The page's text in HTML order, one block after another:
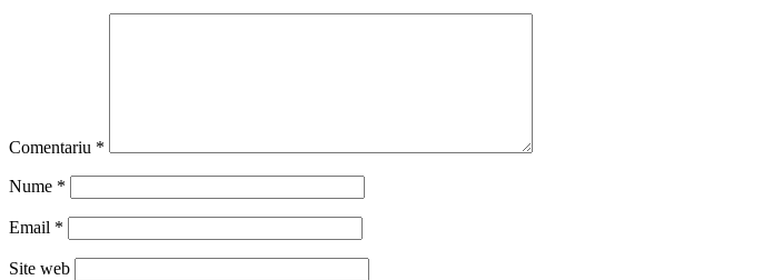
Comentariu *
Nume *
Email *
Site web